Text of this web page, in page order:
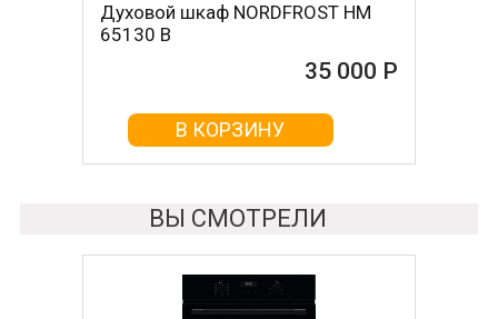
Духовой шкаф NORDFROST HM
65130 B
35 000 Р
В КОРЗИНУ
Духовой шкаф NORDFROST HM
65130 W
35 000 Р
В КОРЗИНУ
ВЫ СМОТРЕЛИ